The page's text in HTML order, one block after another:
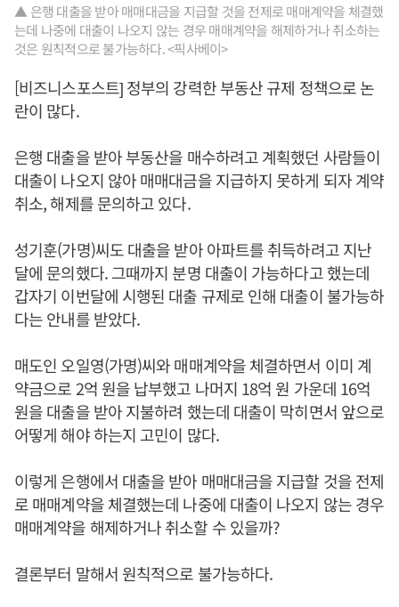
▲ 은행 대출을 받아 매매대금을 지급할 것을 전제로 매매계약을 체결했
는데 나중에 대출이 나오지 않는 경우 매매계약을 해제하거나 취소하는
것은 원칙적으로 불가능하다. <픽사베이>
[비즈니스포스트] 정부의 강력한 부동산 규제 정책으로 논
란이 많다.
은행 대출을 받아 부동산을 매수하려고 계획했던 사람들이
대출이 나오지 않아 매매대금을 지급하지 못하게 되자 계약
취소, 해제를 문의하고 있다.
성기훈(가명)씨도 대출을 받아 아파트를 취득하려고 지난
달에 문의했다. 그때까지 분명 대출이 가능하다고 했는데
갑자기 이번달에 시행된 대출 규제로 인해 대출이 불가능하
다는 안내를 받았다.
매도인 오일영(가명)씨와 매매계약을 체결하면서 이미 계
약금으로 2억 원을 납부했고 나머지 18억 원 가운데 16억
원을 대출을 받아 지불하려 했는데 대출이 막히면서 앞으로
어떻게 해야 하는지 고민이 많다.
이렇게 은행에서 대출을 받아 매매대금을 지급할 것을 전제
로 매매계약을 체결했는데 나중에 대출이 나오지 않는 경우
매매계약을 해제하거나 취소할 수 있을까?
결론부터 말해서 원칙적으로 불가능하다.